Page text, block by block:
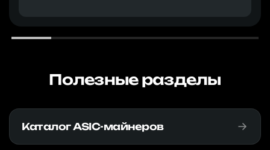
Полезные разделы
Каталог ASIC-майнеров